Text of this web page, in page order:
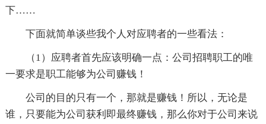
下……
下面就简单谈些我个人对应聘者的一些看法：
（1）应聘者首先应该明确一点：公司招聘职工的唯
一要求是职工能够为公司赚钱！
公司的目的只有一个，那就是赚钱！所以，无论是
谁，只要能为公司获利即最终赚钱，那么你对于公司来说